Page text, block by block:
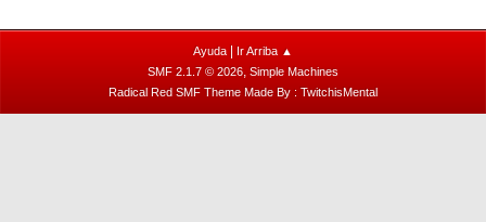
Ayuda
Ir Arriba ▲
SMF 2.1.7 © 2026, Simple Machines
Radical Red SMF Theme Made By : TwitchisMental